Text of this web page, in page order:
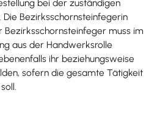
bei der zuständigen
Bezirksschornsteinfegerin
Bezirksschornsteinfeger muss im
aus der Handwerksrolle
ihr beziehungsweise
sofern die gesamte Tätigkeit